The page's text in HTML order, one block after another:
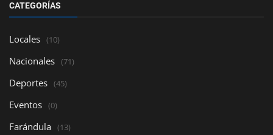
CATEGORÍAS
Locales (10)
Nacionales (71)
Deportes (45)
Eventos (0)
Farándula (13)